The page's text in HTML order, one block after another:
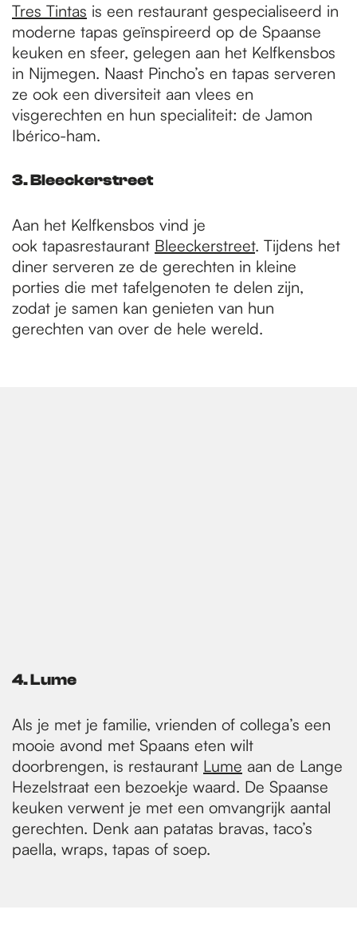
Tres Tintas is een restaurant gespecialiseerd in
moderne tapas geïnspireerd op de Spaanse
keuken en sfeer, gelegen aan het Kelfkensbos
in Nijmegen. Naast Pincho’s en tapas serveren
ze ook een diversiteit aan vlees en
visgerechten en hun specialiteit: de Jamon
Ibérico-ham.
3. Bleeckerstreet
Aan het Kelfkensbos vind je
ook tapasrestaurant Bleeckerstreet. Tijdens het
diner serveren ze de gerechten in kleine
porties die met tafelgenoten te delen zijn,
zodat je samen kan genieten van hun
gerechten van over de hele wereld.
4. Lume
Als je met je familie, vrienden of collega’s een
mooie avond met Spaans eten wilt
doorbrengen, is restaurant Lume aan de Lange
Hezelstraat een bezoekje waard. De Spaanse
keuken verwent je met een omvangrijk aantal
gerechten. Denk aan patatas bravas, taco’s
paella, wraps, tapas of soep.